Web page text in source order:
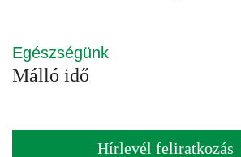
Egészségünk
Málló idő
Hírlevél feliratkozás